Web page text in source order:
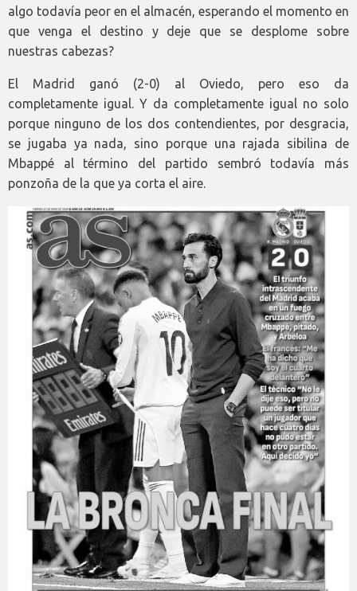
algo todavía peor en el almacén, esperando el momento en
que venga el destino y deje que se desplome sobre
nuestras cabezas?
El Madrid ganó (2-0) al Oviedo, pero eso da
completamente igual. Y da completamente igual no solo
porque ninguno de los dos contendientes, por desgracia,
se jugaba ya nada, sino porque una rajada sibilina de
Mbappé al término del partido sembró todavía más
ponzoña de la que ya corta el aire.